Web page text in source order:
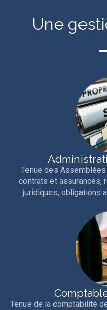
Une
Tenue des
contrats et assurances,
juridiques, obligations
Tenue de la comptabilité